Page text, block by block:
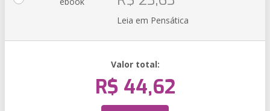
Leia em Pensática
Valor total:
R$ 44,62